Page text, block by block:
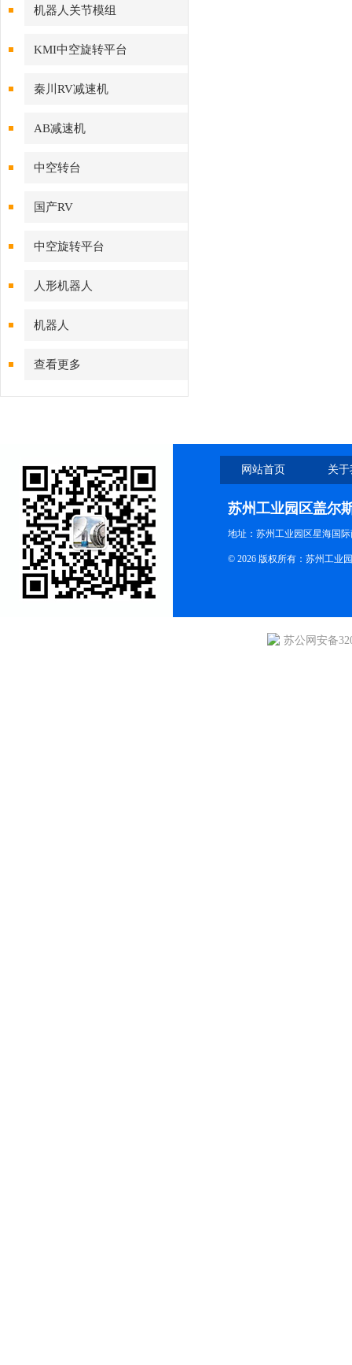
机器人关节模组
KMI中空旋转平台
秦川RV减速机
AB减速机
中空转台
国产RV
中空旋转平台
人形机器人
机器人
查看更多
网站首页 关
苏州工业园区盖尔
地址：苏州工业园区星海国
© 2026 版权所有：苏州工业
苏公网安备